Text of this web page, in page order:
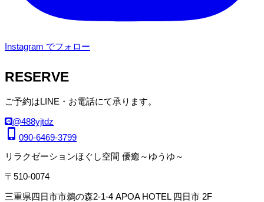
Instagram でフォロー
RESERVE
ご予約はLINE・お電話にて承ります。
@488yjtdz
phone_iphone 090-6469-3799
リラクゼーションほぐし空間 優癒～ゆうゆ～
〒510-0074
三重県四日市市鵜の森2-1-4 APOA HOTEL 四日市 2F